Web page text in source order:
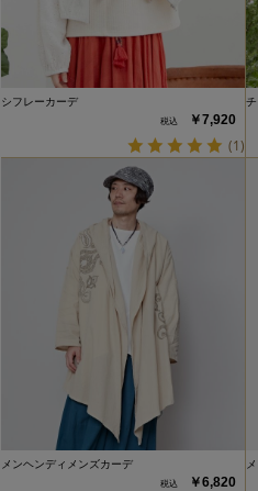
シフレーカーデ
￥7,920
(1)
メンヘンディメンズカーデ
￥6,820